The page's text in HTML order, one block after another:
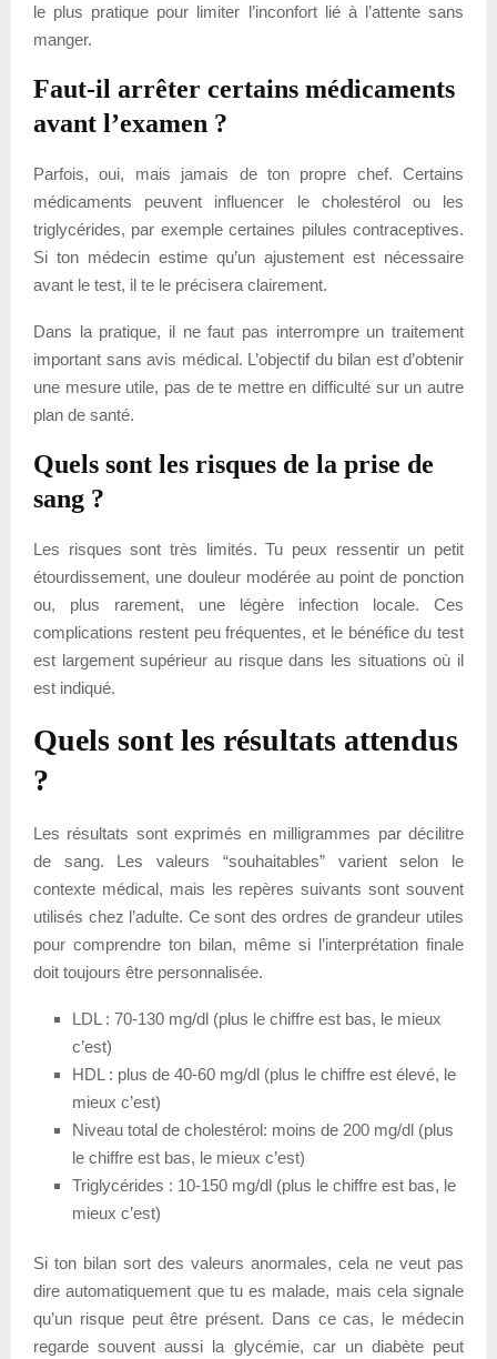
le plus pratique pour limiter l’inconfort lié à l’attente sans
manger.
Faut-il arrêter certains médicaments
avant l’examen ?
Parfois, oui, mais jamais de ton propre chef. Certains
médicaments peuvent influencer le cholestérol ou les
triglycérides, par exemple certaines pilules contraceptives.
Si ton médecin estime qu’un ajustement est nécessaire
avant le test, il te le précisera clairement.
Dans la pratique, il ne faut pas interrompre un traitement
important sans avis médical. L’objectif du bilan est d’obtenir
une mesure utile, pas de te mettre en difficulté sur un autre
plan de santé.
Quels sont les risques de la prise de
sang ?
Les risques sont très limités. Tu peux ressentir un petit
étourdissement, une douleur modérée au point de ponction
ou, plus rarement, une légère infection locale. Ces
complications restent peu fréquentes, et le bénéfice du test
est largement supérieur au risque dans les situations où il
est indiqué.
Quels sont les résultats attendus
?
Les résultats sont exprimés en milligrammes par décilitre
de sang. Les valeurs “souhaitables” varient selon le
contexte médical, mais les repères suivants sont souvent
utilisés chez l’adulte. Ce sont des ordres de grandeur utiles
pour comprendre ton bilan, même si l’interprétation finale
doit toujours être personnalisée.
LDL : 70-130 mg/dl (plus le chiffre est bas, le mieux
c’est)
HDL : plus de 40-60 mg/dl (plus le chiffre est élevé, le
mieux c’est)
Niveau total de cholestérol: moins de 200 mg/dl (plus
le chiffre est bas, le mieux c’est)
Triglycérides : 10-150 mg/dl (plus le chiffre est bas, le
mieux c’est)
Si ton bilan sort des valeurs anormales, cela ne veut pas
dire automatiquement que tu es malade, mais cela signale
qu’un risque peut être présent. Dans ce cas, le médecin
regarde souvent aussi la glycémie, car un diabète peut